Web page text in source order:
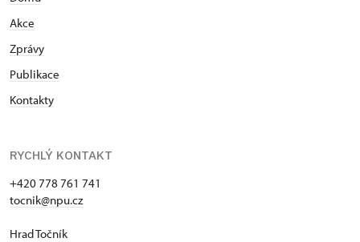
Akce
Zprávy
Publikace
Kontakty
RYCHLÝ KONTAKT
+420 778 761 741
tocnik@npu.cz
Hrad Točník